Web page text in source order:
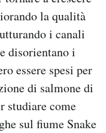
la qualità
i canali
disorientano i
essere spesi per
di salmone di
studiare come
sul fiume Snake